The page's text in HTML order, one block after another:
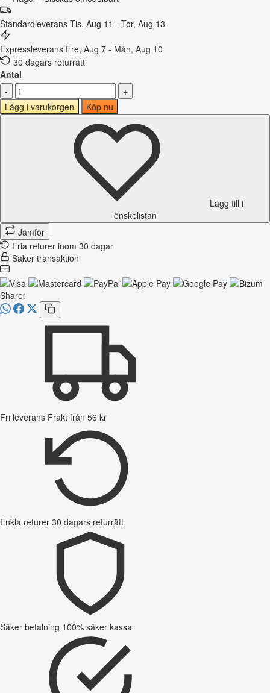
Standardleverans Tis, Aug 11 - Tor, Aug 13
Expressleverans Fre, Aug 7 - Mån, Aug 10
30 dagars returrätt
Antal
-
+
Lägg i varukorgen
Köp nu
Lägg till i
önskelistan
Jämför
Fria returer inom 30 dagar
Säker transaktion
Share:
Fri leverans Frakt från 56 kr
Enkla returer 30 dagars returrätt
Säker betalning 100% säker kassa